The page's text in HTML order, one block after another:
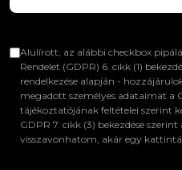
Alulírott, az alábbi checkbox
Rendelet (GDPR) 6. cikk (1)
rendelkezése alapján -
megadott személyes adataimat a
tájékoztatójának feltételei szerint
GDPR 7. cikk (3) bekezdése
visszavonhatom, akár egy